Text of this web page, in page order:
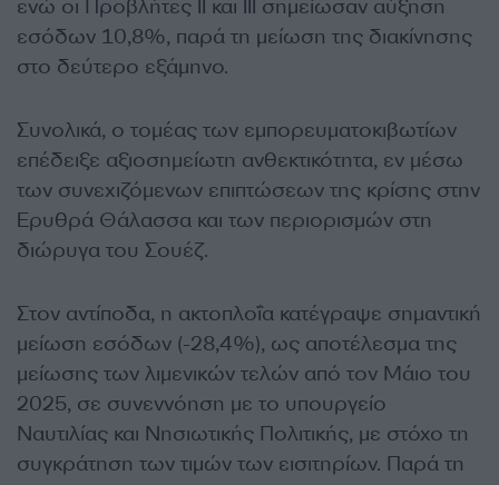
ενώ οι Προβλήτες ΙΙ και ΙΙΙ σημείωσαν αύξηση
εσόδων 10,8%, παρά τη μείωση της διακίνησης
στο δεύτερο εξάμηνο.
Συνολικά, ο τομέας των εμπορευματοκιβωτίων
επέδειξε αξιοσημείωτη ανθεκτικότητα, εν μέσω
των συνεχιζόμενων επιπτώσεων της κρίσης στην
Ερυθρά Θάλασσα και των περιορισμών στη
διώρυγα του Σουέζ.
Στον αντίποδα, η ακτοπλοΐα κατέγραψε σημαντική
μείωση εσόδων (-28,4%), ως αποτέλεσμα της
μείωσης των λιμενικών τελών από τον Μάιο του
2025, σε συνεννόηση με το υπουργείο
Ναυτιλίας και Νησιωτικής Πολιτικής, με στόχο τη
συγκράτηση των τιμών των εισιτηρίων. Παρά τη